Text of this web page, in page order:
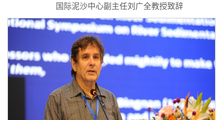
国际泥沙中心副主任刘广全教授致辞